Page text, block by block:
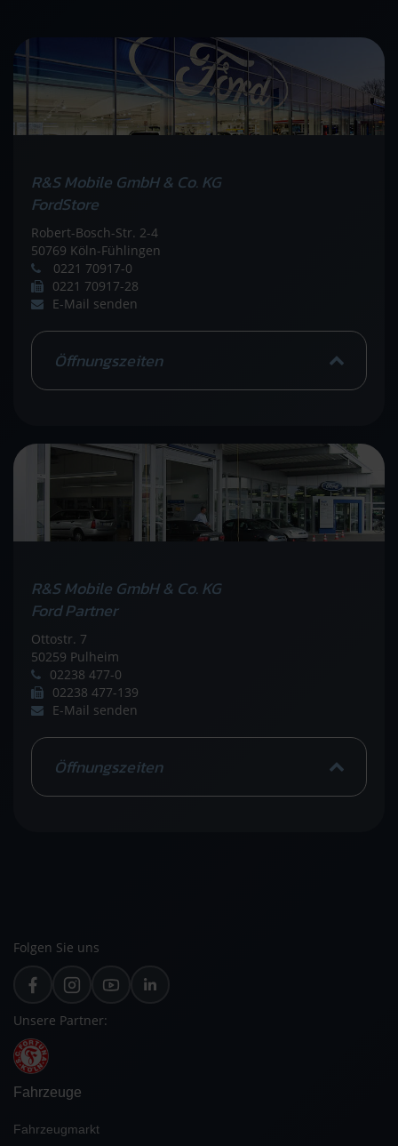
R&S Mobile GmbH & Co. KG
FordStore
Robert-Bosch-Str. 2-4
50769 Köln-Fühlingen
0221 70917-0
0221 70917-28
E-Mail senden
Öffnungszeiten
R&S Mobile GmbH & Co. KG
Ford Partner
Ottostr. 7
50259 Pulheim
02238 477-0
02238 477-139
E-Mail senden
Öffnungszeiten
Folgen Sie uns
Unsere Partner:
Fahrzeuge
Fahrzeugmarkt